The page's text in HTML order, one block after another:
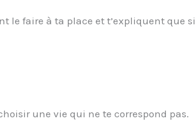
le faire à ta place et t’expliquent que si
une vie qui ne te correspond pas.